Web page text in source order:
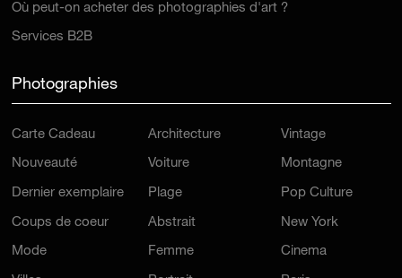
Où peut-on acheter des photographies d'art ?
Services B2B
Photographies
Carte Cadeau
Nouveauté
Dernier exemplaire
Coups de coeur
Mode
Architecture
Voiture
Plage
Abstrait
Femme
Vintage
Montagne
Pop Culture
New York
Cinema